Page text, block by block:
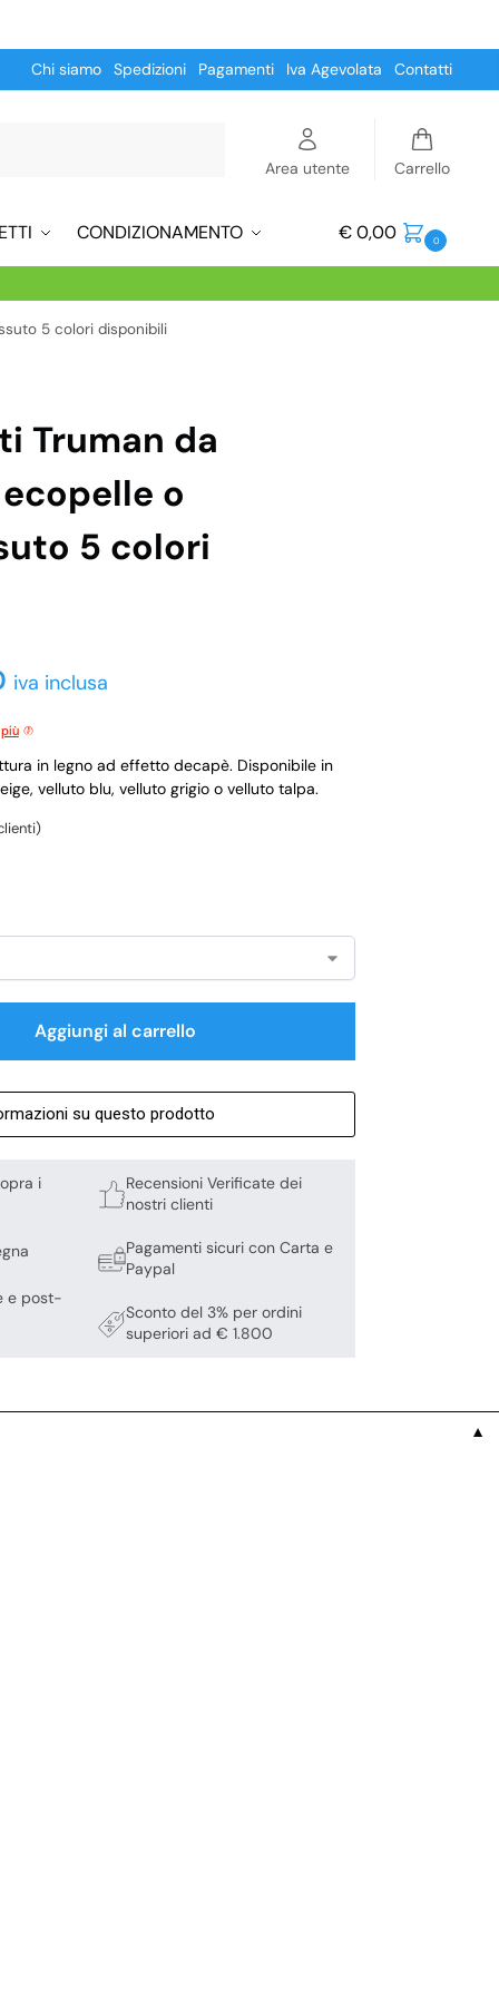
Chi siamo Spedizioni Pagamenti Iva Agevolata Contatti
Area utente Carrello
CONDIZIONAMENTO €0,00 0
5 colori disponibili
Truman da
o
5 colori
iva inclusa
in legno ad effetto decapè. Disponibile in
velluto blu, velluto grigio o velluto talpa.
Aggiungi al carrello
su questo prodotto
i
e post-
Recensioni Verificate dei
nostri clienti
Pagamenti sicuri con Carta e
Paypal
Sconto del 3% per ordini
superiori ad € 1.800
▼